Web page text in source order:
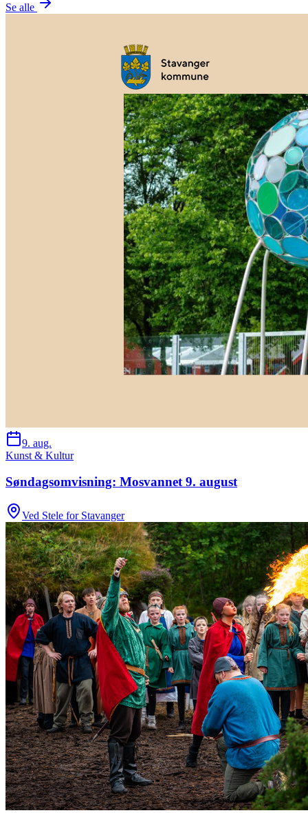
Se alle
9. aug.
Kunst & Kultur
Søndagsomvisning: Mosvannet 9. august
Ved Stele for Stavanger